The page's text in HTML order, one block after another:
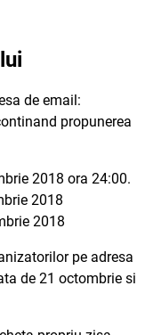
de email:
propunerea
2018 ora 24:00.
2018
2018
pe adresa
de 21 octombrie si